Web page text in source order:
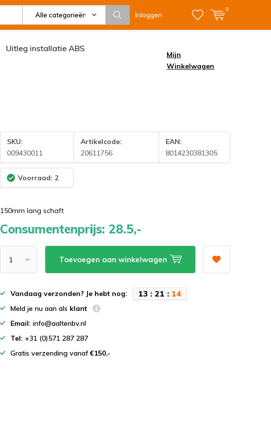
Alle categorieën Inloggen
0
Uitleg installatie ABS
Mijn
Winkelwagen
SKU:
009430011
Artikelcode:
20611756
EAN:
8014230381305
Voorraad: 2
150mm lang schaft
Consumentenprijs: 28.5,-
Toevoegen aan winkelwagen
Vandaag verzonden? Je hebt nog: 13 :21 : 13
Meld je nu aan als klant
Email: info@aaltenbv.nl
Tel: +31 (0)571 287 287
Gratis verzending vanaf€150,-